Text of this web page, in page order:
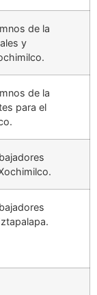
de la
y
de la
para el